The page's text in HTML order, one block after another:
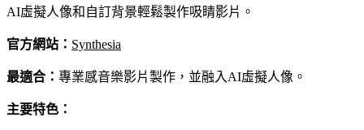
AI虛擬人像和自訂背景輕鬆製作吸睛影片。
官方網站： Synthesia
最適合： 專業感音樂影片製作，並融入AI虛擬人像。
主要特色：